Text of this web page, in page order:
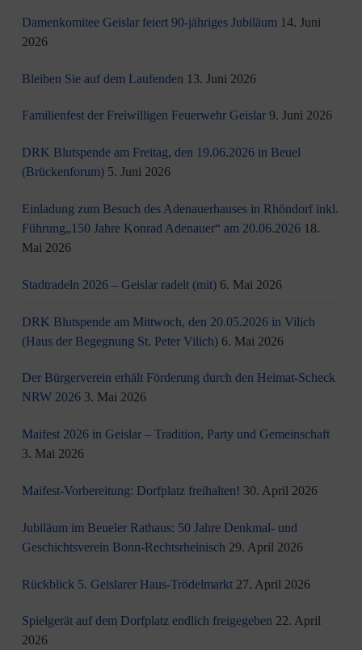
Damenkomitee Geislar feiert 90-jähriges Jubiläum 14. Juni
2026
Bleiben Sie auf dem Laufenden 13. Juni 2026
Familienfest der Freiwilligen Feuerwehr Geislar 9. Juni 2026
DRK Blutspende am Freitag, den 19.06.2026 in Beuel
(Brückenforum) 5. Juni 2026
Einladung zum Besuch des Adenauerhauses in Rhöndorf inkl.
Führung„150 Jahre Konrad Adenauer“ am 20.06.2026 18.
Mai 2026
Stadtradeln 2026 – Geislar radelt (mit) 6. Mai 2026
DRK Blutspende am Mittwoch, den 20.05.2026 in Vilich
(Haus der Begegnung St. Peter Vilich) 6. Mai 2026
Der Bürgerverein erhält Förderung durch den Heimat-Scheck
NRW 2026 3. Mai 2026
Maifest 2026 in Geislar – Tradition, Party und Gemeinschaft
3. Mai 2026
Maifest-Vorbereitung: Dorfplatz freihalten! 30. April 2026
Jubiläum im Beueler Rathaus: 50 Jahre Denkmal- und
Geschichtsverein Bonn-Rechtsrheinisch 29. April 2026
Rückblick 5. Geislarer Haus-Trödelmarkt 27. April 2026
Spielgerät auf dem Dorfplatz endlich freigegeben 22. April
2026